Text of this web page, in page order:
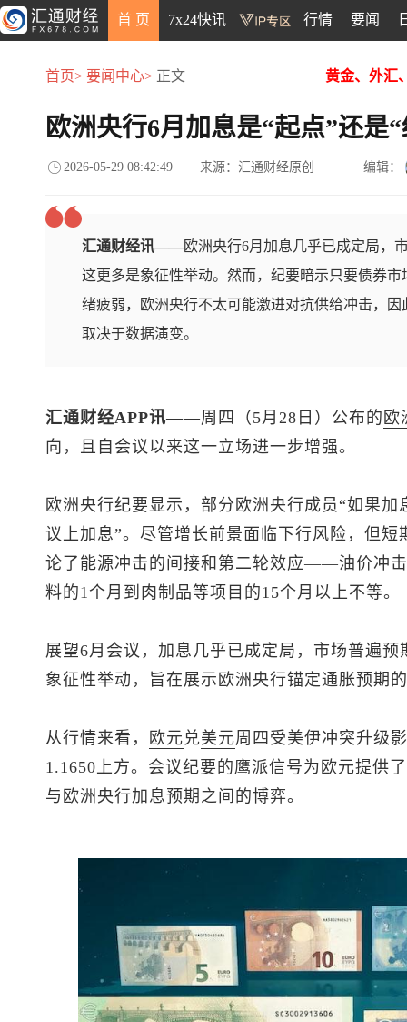
首 页 7x24快讯 行情 要闻
首页> 要闻中心> 正文 黄金、外汇
欧洲央行6月加息是“起点”还是
2026-05-29 08:42:49 来源：汇通财经原创 编辑：
汇通财经讯——欧洲央行6月加息几乎已成定局，
这更多是象征性举动。然而，纪要暗示只要债券
绪疲弱，欧洲央行不太可能激进对抗供给冲击，
取决于数据演变。
汇通财经APP讯——周四（5月28日）公布的 欧
向，且自会议以来这一立场进一步增强。
欧洲央行纪要显示，部分欧洲央行成员“如果
议上加息”。尽管增长前景面临下行风险，但
论了能源冲击的间接和第二轮效应——油价冲
料的1个月到肉制品等项目的15个月以上不等。
展望6月会议，加息几乎已成定局，市场普遍
象征性举动，旨在展示欧洲央行锚定通胀预期
从行情来看， 欧元兑美元周四受美伊冲突升级
1.1650上方。会议纪要的鹰派信号为欧元提供
与欧洲央行加息预期之间的博弈。